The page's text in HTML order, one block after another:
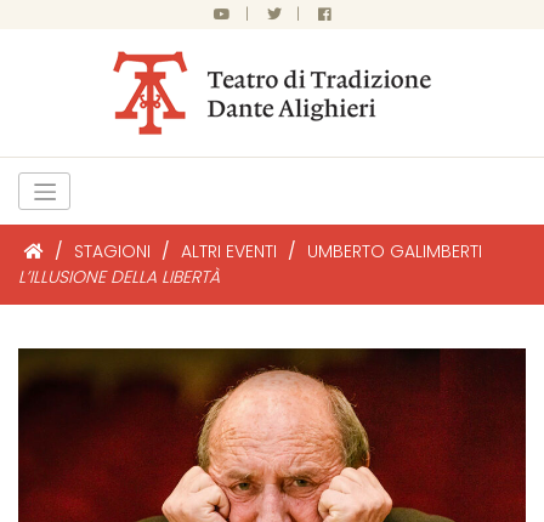
| |
/ STAGIONI / ALTRI EVENTI / UMBERTO GALIMBERTI
L’ILLUSIONE DELLA LIBERTÀ